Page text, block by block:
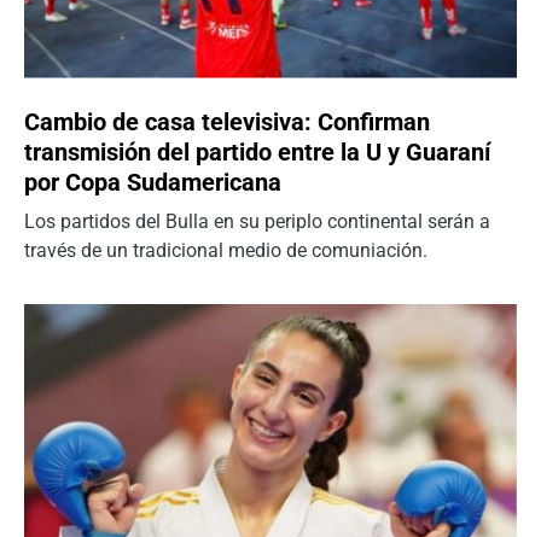
Cambio de casa televisiva: Confirman
transmisión del partido entre la U y Guaraní
por Copa Sudamericana
Los partidos del Bulla en su periplo continental serán a
través de un tradicional medio de comuniación.